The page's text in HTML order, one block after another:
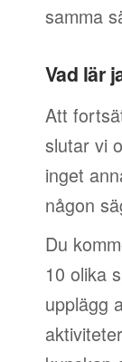
samma
Vad lär
Att
slutar vi
inget
någon
Du
10 olika
upplägg